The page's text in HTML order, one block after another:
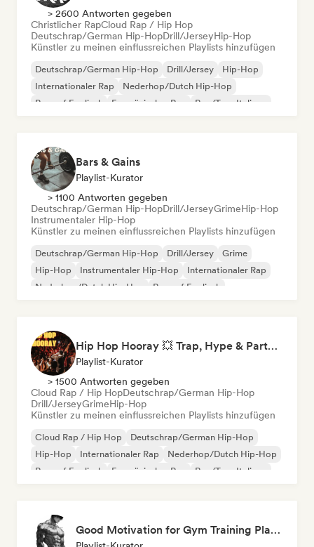
> 2600 Antworten gegeben
Christlicher RapCloud Rap / Hip Hop
Deutschrap/German Hip-HopDrill/JerseyHip-Hop
Künstler zu meinen einflussreichen Playlists hinzufügen
Deutschrap/German Hip-Hop Drill/Jersey
Hip-Hop
Internationaler Rap
Nederhop/Dutch Hip-Hop
Rap auf Englisch
Französischer Rap Rap/Trap Italiano
Bars & Gains
Playlist-Kurator
> 1100 Antworten gegeben
Deutschrap/German Hip-HopDrill/JerseyGrimeHip-Hop
Instrumentaler Hip-Hop
Künstler zu meinen einflussreichen Playlists hinzufügen
Deutschrap/German Hip-Hop Drill/Jersey
Grime
Hip-Hop
Instrumentaler Hip-Hop
Internationaler Rap
Nederhop/Dutch Hip-Hop
Rap auf Englisch
Hip Hop Hooray 💥 Trap, Hype & Party Rap Bangers
Playlist-Kurator
> 1500 Antworten gegeben
Cloud Rap / Hip HopDeutschrap/German Hip-Hop
Drill/JerseyGrimeHip-Hop
Künstler zu meinen einflussreichen Playlists hinzufügen
Cloud Rap / Hip Hop
Deutschrap/German Hip-Hop
Hip-Hop
Internationaler Rap
Nederhop/Dutch Hip-Hop
Rap auf Englisch
Französischer Rap Rap/Trap Italiano
Good Motivation for Gym Training Playlist 💪